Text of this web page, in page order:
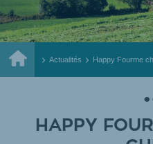
Accueil
Actualités Happy Fourme
HAPPY